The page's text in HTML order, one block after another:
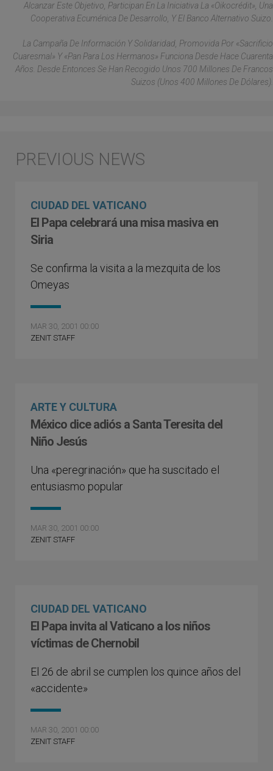
Alcanzar Este Objetivo, Participan En La Iniciativa La «Oikocrédit», Una
Cooperativa Ecuménica De Desarrollo, Y El Banco Alternativo Suizo.
La Campaña De Información Y Solidaridad, Promovida Por «Sacrificio
Cuaresmal» Y «Pan Para Los Hermanos» Funciona Desde Hace Cuarenta
Años. Desde Entonces Se Han Recogido Unos 700 Millones De Francos
Suizos (unos 400 Millones De Dólares).
CIUDAD DEL VATICANO
El Papa celebrará una misa masiva en
Siria
Se confirma la visita a la mezquita de los
Omeyas
MAR 30, 2001 00:00
ZENIT STAFF
ARTE Y CULTURA
México dice adiós a Santa Teresita del
Niño Jesús
Una «peregrinación» que ha suscitado el
entusiasmo popular
MAR 30, 2001 00:00
ZENIT STAFF
CIUDAD DEL VATICANO
El Papa invita al Vaticano a los niños
víctimas de Chernobil
El 26 de abril se cumplen los quince años del
«accidente»
MAR 30, 2001 00:00
ZENIT STAFF